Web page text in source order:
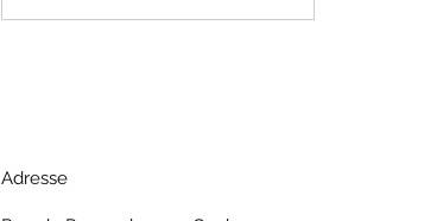
Adresse